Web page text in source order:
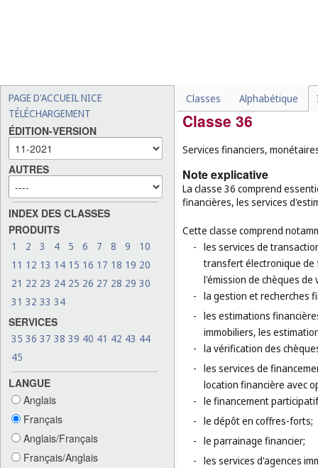
PAGE D'ACCUEIL NICE
TÉLÉCHARGEMENT
ÉDITION-VERSION
AUTRES
INDEX DES CLASSES
PRODUITS
1 2 3 4 5 6 7 8 9
10
11 12 13 14 15 16 17 18 19 20
21 22 23 24 25 26 27 28 29 30
31 32 33 34
SERVICES
35 36 37 38 39 40 41 42 43 44
45
LANGUE
Anglais
Français
Anglais/Français
Français/Anglais
Classes Alphabétique
l'enregistrement de
Classe 36
Services financiers,
Note explicative
La classe 36 comprend
financières, les services
Cette classe comprend
- les services de
transfert électronique de
l'émission de chèques de
- la gestion et recherches
- les estimations
immobiliers, les
- la vérification des
- les services de
location financière avec
- le financement
- le dépôt en coffres-forts;
- le parrainage financier;
- les services d'agences